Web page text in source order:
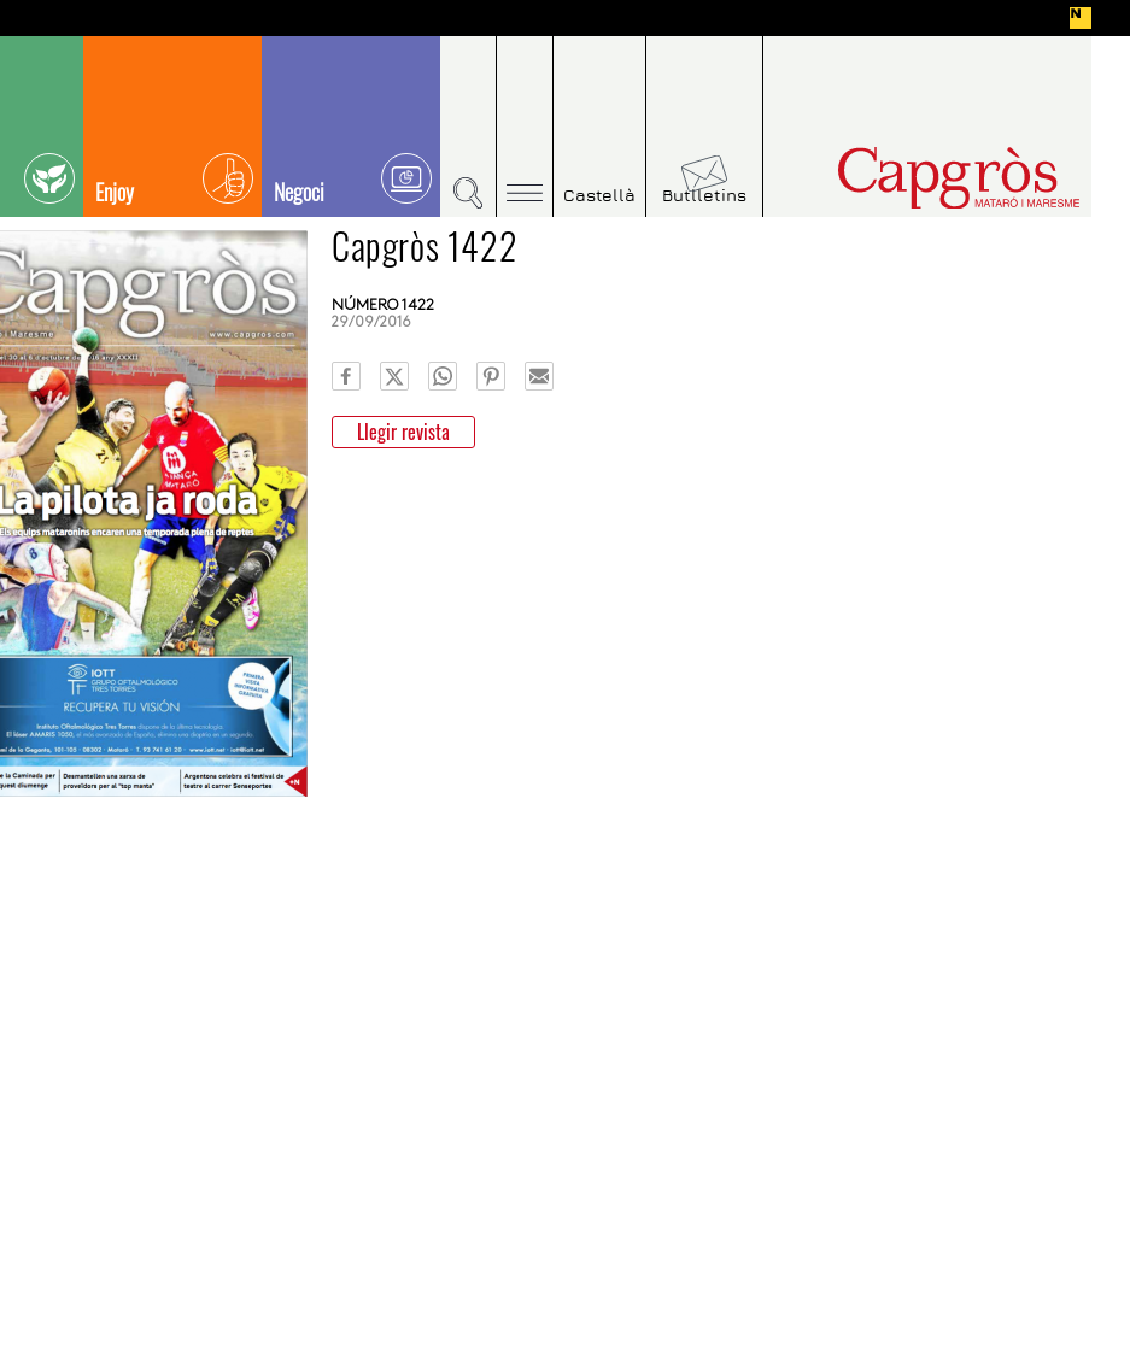
Enjoy Negoci Castellà Butlletins
Capgròs 1422
NÚMERO 1422
29/09/2016
Llegir revista